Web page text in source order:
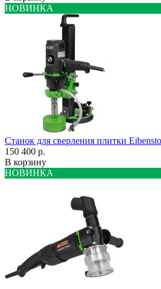
НОВИНКА
Станок для сверления плитки
150 400 р.
В корзину
НОВИНКА